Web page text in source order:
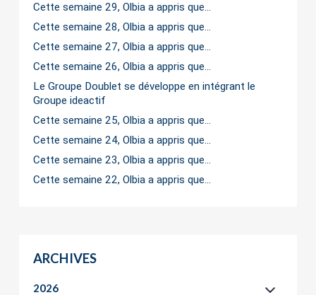
Cette semaine 29, Olbia a appris que…
Cette semaine 28, Olbia a appris que…
Cette semaine 27, Olbia a appris que…
Cette semaine 26, Olbia a appris que…
Le Groupe Doublet se développe en intégrant le
Groupe ideactif
Cette semaine 25, Olbia a appris que…
Cette semaine 24, Olbia a appris que…
Cette semaine 23, Olbia a appris que…
Cette semaine 22, Olbia a appris que…
ARCHIVES
2026